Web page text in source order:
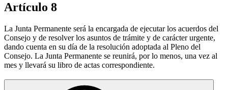
Artículo 8
La Junta Permanente será la encargada de ejecutar los acuerdos del
Consejo y de resolver los asuntos de trámite y de carácter urgente,
dando cuenta en su día de la resolución adoptada al Pleno del
Consejo. La Junta Permanente se reunirá, por lo menos, una vez al
mes y llevará su libro de actas correspondiente.